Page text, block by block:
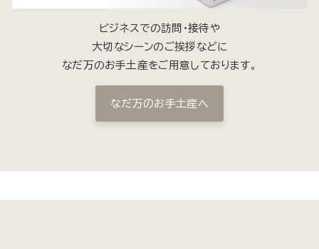
ビジネスでの訪問・接待や
大切なシーンのご挨拶などに
なだ万のお手土産をご用意しております。
なだ万のお手土産へ